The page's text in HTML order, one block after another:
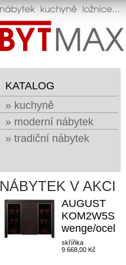
KATALOG
» kuchyně
» moderní nábytek
» tradiční nábytek
NÁBYTEK V AKCI
AUGUST
KOM2W5S
wenge/ocel
skříňka
9 668,00 Kč